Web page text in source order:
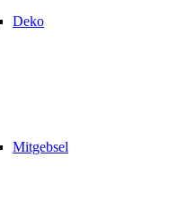
Deko
Mitgebsel